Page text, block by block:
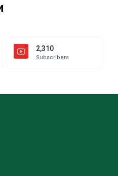
2,310
Subscribers